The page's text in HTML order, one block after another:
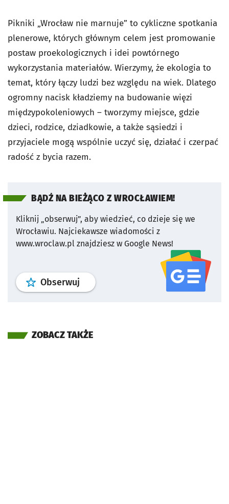
Pikniki „Wrocław nie marnuje” to cykliczne spotkania
plenerowe, których głównym celem jest promowanie
postaw proekologicznych i idei powtórnego
wykorzystania materiałów. Wierzymy, że ekologia to
temat, który łączy ludzi bez względu na wiek. Dlatego
ogromny nacisk kładziemy na budowanie więzi
międzypokoleniowych – tworzymy miejsce, gdzie
dzieci, rodzice, dziadkowie, a także sąsiedzi i
przyjaciele mogą wspólnie uczyć się, działać i czerpać
radość z bycia razem.
BĄDŹ NA BIEŻĄCO Z WROCŁAWIEM!
Kliknij „obserwuj”, aby wiedzieć, co dzieje się we
Wrocławiu. Najciekawsze wiadomości z
www.wroclaw.pl znajdziesz w Google News!
Obserwuj profil serwisu
ZOBACZ TAKŻE